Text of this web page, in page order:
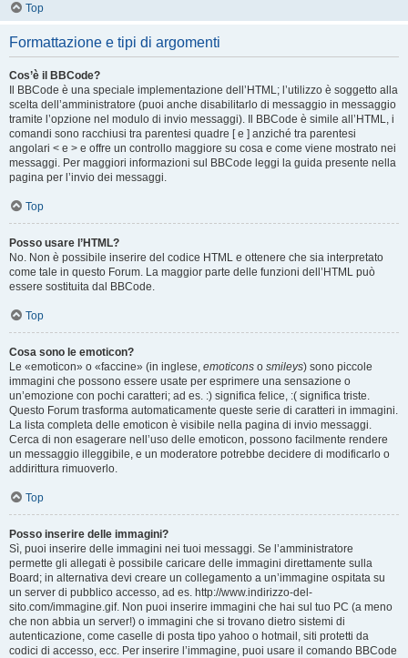
Top
Formattazione e tipi di argomenti
Cos’è il BBCode?
Il BBCode è una speciale implementazione dell’HTML; l’utilizzo è soggetto alla
scelta dell’amministratore (puoi anche disabilitarlo di messaggio in messaggio
tramite l’opzione nel modulo di invio messaggi). Il BBCode è simile all’HTML, i
comandi sono racchiusi tra parentesi quadre [ e ] anziché tra parentesi
angolari < e > e offre un controllo maggiore su cosa e come viene mostrato nei
messaggi. Per maggiori informazioni sul BBCode leggi la guida presente nella
pagina per l’invio dei messaggi.
Top
Posso usare l’HTML?
No. Non è possibile inserire del codice HTML e ottenere che sia interpretato
come tale in questo Forum. La maggior parte delle funzioni dell’HTML può
essere sostituita dal BBCode.
Top
Cosa sono le emoticon?
Le «emoticon» o «faccine» (in inglese, emoticons o smileys) sono piccole
immagini che possono essere usate per esprimere una sensazione o
un’emozione con pochi caratteri; ad es. :) significa felice, :( significa triste.
Questo Forum trasforma automaticamente queste serie di caratteri in immagini.
La lista completa delle emoticon è visibile nella pagina di invio messaggi.
Cerca di non esagerare nell’uso delle emoticon, possono facilmente rendere
un messaggio illeggibile, e un moderatore potrebbe decidere di modificarlo o
addirittura rimuoverlo.
Top
Posso inserire delle immagini?
Sì, puoi inserire delle immagini nei tuoi messaggi. Se l’amministratore
permette gli allegati è possibile caricare delle immagini direttamente sulla
Board; in alternativa devi creare un collegamento a un’immagine ospitata su
un server di pubblico accesso, ad es. http://www.indirizzo-del-
sito.com/immagine.gif. Non puoi inserire immagini che hai sul tuo PC (a meno
che non abbia un server!) o immagini che si trovano dietro sistemi di
autenticazione, come caselle di posta tipo yahoo o hotmail, siti protetti da
codici di accesso, ecc. Per inserire l’immagine, puoi usare il comando BBCode